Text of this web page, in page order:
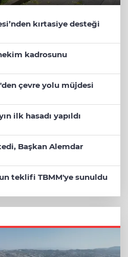
kırtasiye desteği
kadrosunu
çevre yolu müjdesi
ilk hasadı yapıldı
Başkan Alemdar
teklifi TBMM'ye sunuldu